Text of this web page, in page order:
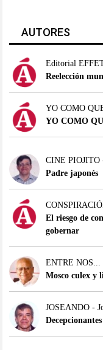
AUTORES
Editorial
Reelección
YO COMO
YO COMO
CINE PIOJITO
Padre japonés
El riesgo de
gobernar
ENTRE NOS...
Mosco culex y
JOSEANDO -
Decepcionantes